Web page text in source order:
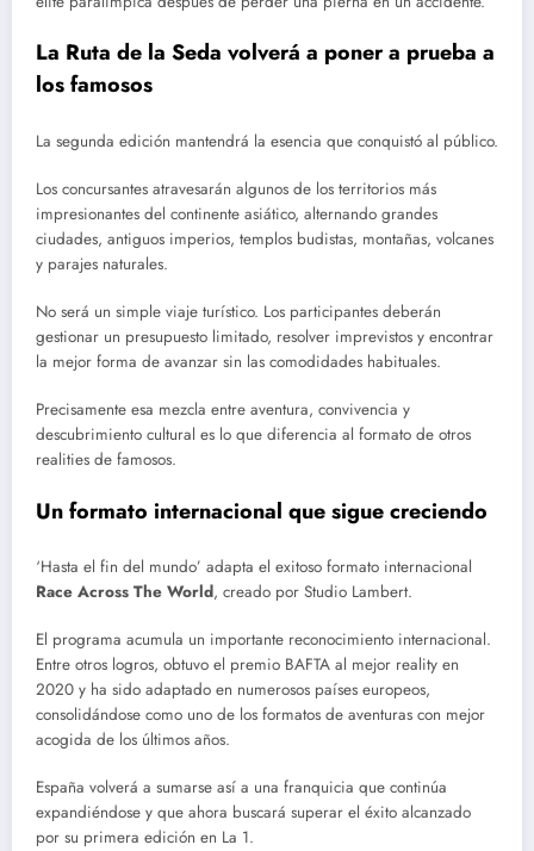
La Ruta de la Seda volverá a poner a prueba a
los famosos
La segunda edición mantendrá la esencia que conquistó al público.
Los concursantes atravesarán algunos de los territorios más
impresionantes del continente asiático, alternando grandes
ciudades, antiguos imperios, templos budistas, montañas, volcanes
y parajes naturales.
No será un simple viaje turístico. Los participantes deberán
gestionar un presupuesto limitado, resolver imprevistos y encontrar
la mejor forma de avanzar sin las comodidades habituales.
Precisamente esa mezcla entre aventura, convivencia y
descubrimiento cultural es lo que diferencia al formato de otros
realities de famosos.
Un formato internacional que sigue creciendo
‘Hasta el fin del mundo’ adapta el exitoso formato internacional
Race Across The World, creado por Studio Lambert.
El programa acumula un importante reconocimiento internacional.
Entre otros logros, obtuvo el premio BAFTA al mejor reality en
2020 y ha sido adaptado en numerosos países europeos,
consolidándose como uno de los formatos de aventuras con mejor
acogida de los últimos años.
España volverá a sumarse así a una franquicia que continúa
expandiéndose y que ahora buscará superar el éxito alcanzado
por su primera edición en La 1.